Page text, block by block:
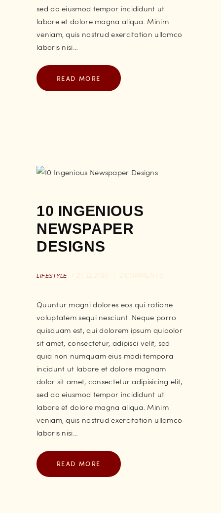
sed do eiusmod tempor incididunt ut
labore et dolore magna aliqua. Minim
veniam, quis nostrud exercitation ullamco
laboris nisi…
READ MORE
10 INGENIOUS
NEWSPAPER
DESIGNS
LIFESTYLE 27.11.2016 2 COMMENTS
Quuntur magni dolores eos qui ratione
voluptatem sequi nesciunt. Neque porro
quisquam est, qui dolorem ipsum quiaolor
sit amet, consectetur, adipisci velit, sed
quia non numquam eius modi tempora
incidunt ut labore et dolore magnam
dolor sit amet, consectetur adipisicing elit,
sed do eiusmod tempor incididunt ut
labore et dolore magna aliqua. Minim
veniam, quis nostrud exercitation ullamco
laboris nisi…
READ MORE